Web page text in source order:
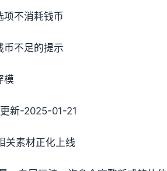
项不消耗钱币
币不足的提示
模
新-2025-01-21
关素材正化上线